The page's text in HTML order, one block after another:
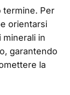
termine. Per
orientarsi
in
garantendo
la